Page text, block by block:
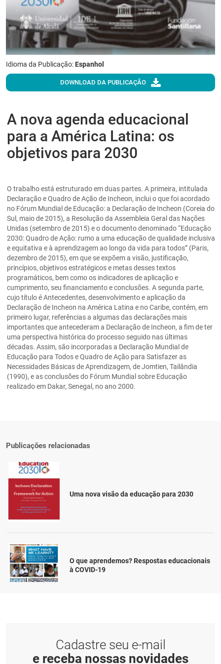
A nova agenda educacional
para a América Latina: os
objetivos para 2030
O trabalho está estruturado em duas partes. A primeira, intitulada
Declaração e Quadro de Ação de Incheon, inclui o que foi acordado
no Fórum Mundial de Educação: a Declaração de Incheon (Coreia do
Sul, maio de 2015), a Resolução da Assembleia Geral das Nações
Unidas (setembro de 2015) e o documento denominado “Educação
2030: Quadro de Ação: rumo a uma educação de qualidade inclusiva
e equitativa e à aprendizagem ao longo da vida para todos” (Paris,
dezembro de 2015), em que se expõem a visão, justificação,
princípios, objetivos estratégicos e metas desses textos
programáticos, bem como os indicadores de aplicação e
cumprimento, seu financiamento e conclusões. A segunda parte,
cujo título é Antecedentes, desenvolvimento e aplicação da
Declaração de Incheon na América Latina e no Caribe, contém, em
primeiro lugar, referências a algumas das declarações mais
importantes que antecederam a Declaração de Incheon, a fim de ter
uma perspectiva histórica do processo seguido nas últimas
décadas. Assim, são incorporadas a Declaração Mundial de
Educação para Todos e Quadro de Ação para Satisfazer as
Necessidades Básicas de Aprendizagem, de Jomtien, Tailândia
(1990), e as conclusões do Fórum Mundial sobre Educação
realizado em Dakar, Senegal, no ano 2000.
Idioma da Publicação: Espanhol
DOWNLOAD DA PUBLICAÇÃO
Publicações relacionadas
Uma nova visão da educação para 2030
O que aprendemos? Respostas educacionais
à COVID-19
Cadastre seu e-mail
e receba nossas novidades